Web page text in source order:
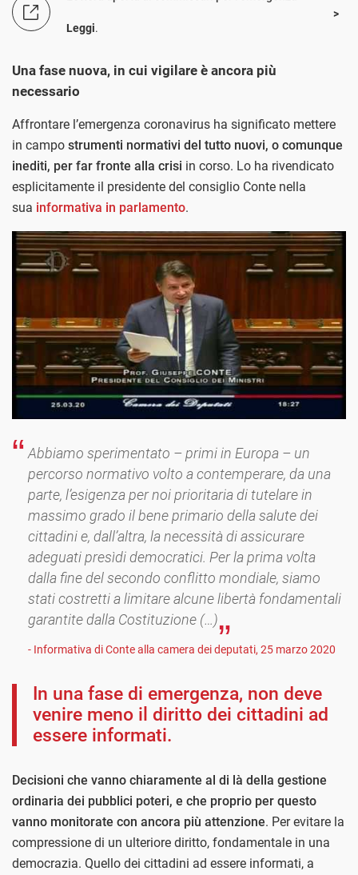
Leggi.
Una fase nuova, in cui vigilare è ancora più
necessario
Affrontare l’emergenza coronavirus ha significato mettere
in campo strumenti normativi del tutto nuovi, o comunque
inediti, per far fronte alla crisi in corso. Lo ha rivendicato
esplicitamente il presidente del consiglio Conte nella
sua informativa in parlamento.
Abbiamo sperimentato – primi in Europa – un
percorso normativo volto a contemperare, da una
parte, l’esigenza per noi prioritaria di tutelare in
massimo grado il bene primario della salute dei
cittadini e, dall’altra, la necessità di assicurare
adeguati presìdi democratici. Per la prima volta
dalla fine del secondo conflitto mondiale, siamo
stati costretti a limitare alcune libertà fondamentali
garantite dalla Costituzione (…)
- Informativa di Conte alla camera dei deputati, 25 marzo 2020
In una fase di emergenza, non deve
venire meno il diritto dei cittadini ad
essere informati.
Decisioni che vanno chiaramente al di là della gestione
ordinaria dei pubblici poteri, e che proprio per questo
vanno monitorate con ancora più attenzione. Per evitare la
compressione di un ulteriore diritto, fondamentale in una
democrazia. Quello dei cittadini ad essere informati, a